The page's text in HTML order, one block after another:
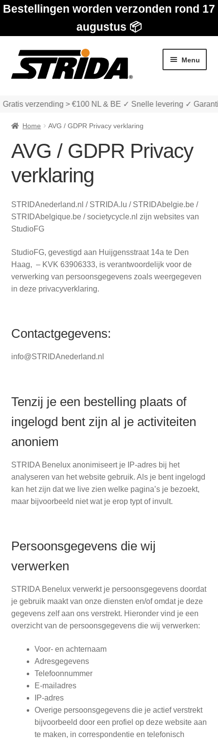
Bestellingen worden verzonden rond 17
augustus 📦
Ga
door
naar
Ga
naar
de
Menu
Zakelijk
SALE
verzending > €100 NL & BE ✓ Snelle levering ✓
Home AVG / GDPR Privacy verklaring
AVG / GDPR Privacy
verklaring
STRIDAnederland.nl / STRIDA.lu / STRIDAbelgie.be /
STRIDAbelgique.be / societycycle.nl zijn websites van
StudioFG
StudioFG, gevestigd aan Huijgensstraat 14a te Den
Haag, – KVK 63906333, is verantwoordelijk voor de
verwerking van persoonsgegevens zoals weergegeven
in deze privacyverklaring.
Contactgegevens:
info@STRIDAnederland.nl
Tenzij je een bestelling plaats of
ingelogd bent zijn al je activiteiten
anoniem
STRIDA Benelux anonimiseert je IP-adres bij het
analyseren van het website gebruik. Als je bent ingelogd
kan het zijn dat we live zien welke pagina’s je bezoekt,
maar bijvoorbeeld niet wat je erop typt of invult.
Persoonsgegevens die wij
verwerken
STRIDA Benelux verwerkt je persoonsgegevens doordat
je gebruik maakt van onze diensten en/of omdat je deze
gegevens zelf aan ons verstrekt. Hieronder vind je een
overzicht van de persoonsgegevens die wij verwerken:
Voor- en achternaam
Adresgegevens
Telefoonnummer
E-mailadres
IP-adres
Overige persoonsgegevens die je actief verstrekt
bijvoorbeeld door een profiel op deze website aan
te maken, in correspondentie en telefonisch